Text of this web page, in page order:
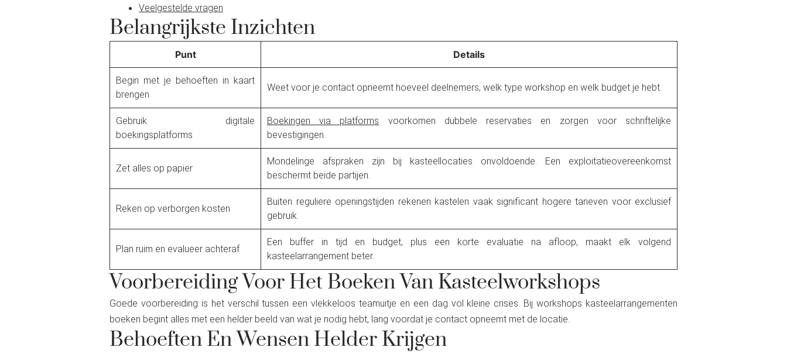
Veelgestelde vragen
Belangrijkste Inzichten
Punt Details
Begin met je behoeften in kaart
brengen
Weet voor je contact opneemt hoeveel deelnemers, welk type workshop en welk budget je hebt.
Gebruik digitale
boekingsplatforms
Boekingen via platforms voorkomen dubbele reservaties en zorgen voor schriftelijke
bevestigingen.
Zet alles op papier
Mondelinge afspraken zijn bij kasteellocaties onvoldoende. Een exploitatieovereenkomst
beschermt beide partijen.
Reken op verborgen kosten
Buiten reguliere openingstijden rekenen kastelen vaak significant hogere tarieven voor exclusief
gebruik.
Plan ruim en evalueer achteraf
Een buffer in tijd en budget, plus een korte evaluatie na afloop, maakt elk volgend
kasteelarrangement beter.
Voorbereiding Voor Het Boeken Van Kasteelworkshops
Goede voorbereiding is het verschil tussen een vlekkeloos teamuitje en een dag vol kleine crises. Bij workshops kasteelarrangementen
boeken begint alles met een helder beeld van wat je nodig hebt, lang voordat je contact opneemt met de locatie.
Behoeften En Wensen Helder Krijgen